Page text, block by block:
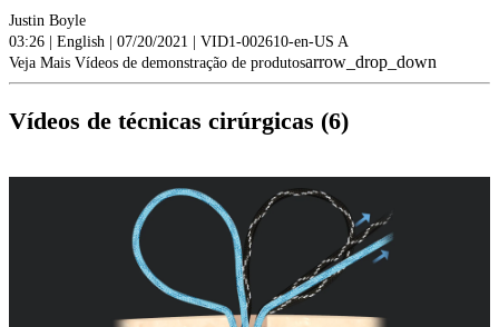
Justin Boyle
03:26 | English | 07/20/2021 | VID1-002610-en-US A
Veja Mais Vídeos de demonstração de produtosarrow_drop_down
Vídeos de técnicas cirúrgicas (6)